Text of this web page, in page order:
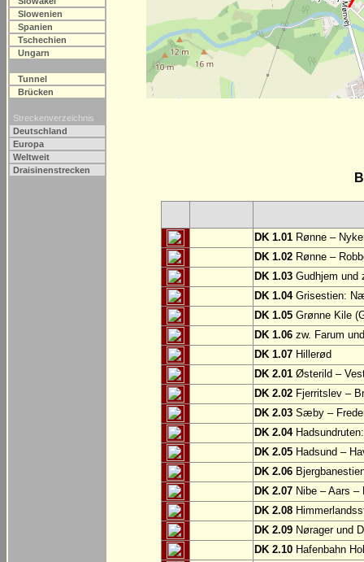
Slowenien
Spanien
Tschechien
Ungarn
Tunnel
Brücken
Streckenverzeichnis
Deutschland
Europa
Weltweit
Draisinenstrecken
DK 1.01 Rønne –
DK 1.02 Rønne –
DK 1.03 Gudhjem und
DK 1.04Grisestien:
DK 1.05 Grønne Kile
DK 1.06 zw. Farum
DK 1.07 Hillerød
DK 2.01 Østerild –
DK 2.02 Fjerritslev –
DK 2.03 Sæby –
DK 2.04
DK 2.05 Hadsund –
DK 2.06
DK 2.07 Nibe – Aars –
DK 2.08
DK 2.09 Nørager und
DK 2.10 Hafenbahn